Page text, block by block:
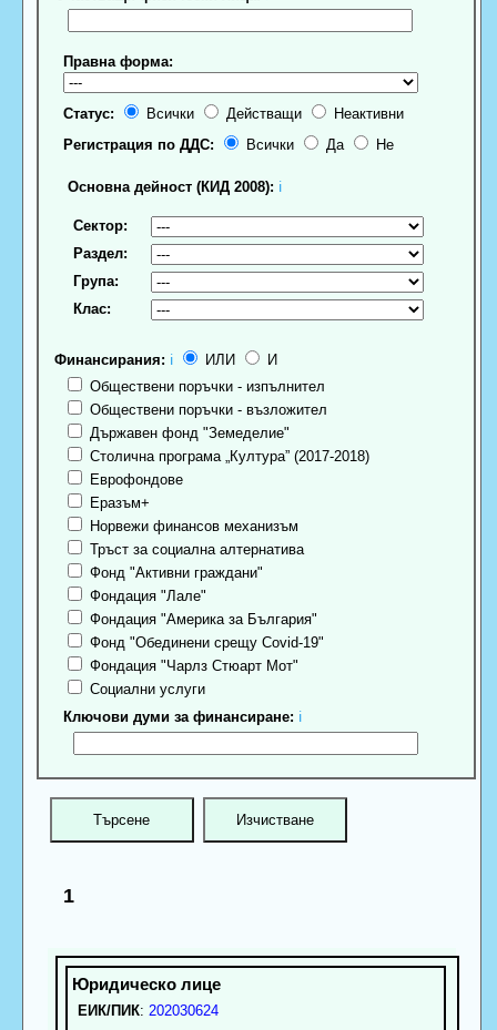
Правна форма:
Статус: Всички Действащи
Неактивни
Регистрация по ДДС:
Всички Да Не
Основна дейност (КИД 2008): ℹ
Сектор:
Раздел:
Група:
Клас:
Финансирания: ℹ ИЛИ
И
Обществени поръчки - изпълнител
Обществени поръчки - възложител
Държавен фонд "Земеделие"
Столична програма „Култура” (2017-2018)
Еврофондове
Еразъм+
Норвежи финансов механизъм
Тръст за социална алтернатива
Фонд "Активни граждани"
Фондация "Лале"
Фондация "Америка за България"
Фонд "Обединени срещу Covid-19"
Фондация "Чарлз Стюарт Мот"
Социални услуги
Ключови думи за финансиране: ℹ
1
ЕИК/ПИК: 202030624